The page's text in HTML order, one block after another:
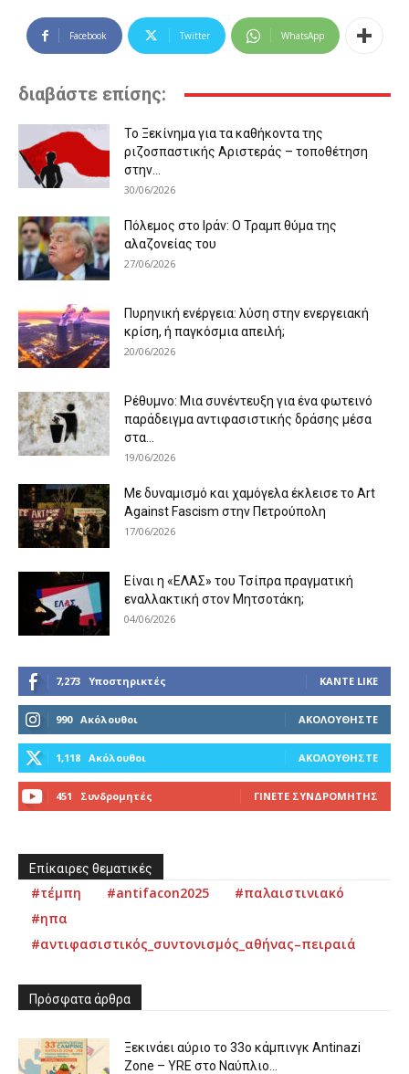
Facebook Twitter WhatsApp
διαβάστε επίσης:
Το Ξεκίνημα για τα καθήκοντα της
ριζοσπαστικής Αριστεράς – τοποθέτηση
στην...
30/06/2026
Πόλεμος στο Ιράν: Ο Τραμπ θύμα της
αλαζονείας του
27/06/2026
Πυρηνική ενέργεια: λύση στην ενεργειακή
κρίση, ή παγκόσμια απειλή;
20/06/2026
Ρέθυμνο: Μια συνέντευξη για ένα φωτεινό
παράδειγμα αντιφασιστικής δράσης μέσα
στα...
19/06/2026
Με δυναμισμό και χαμόγελα έκλεισε το Art
Against Fascism στην Πετρούπολη
17/06/2026
Είναι η «ΕΛΑΣ» του Τσίπρα πραγματική
εναλλακτική στον Μητσοτάκη;
04/06/2026
7,273 Υποστηρικτές ΚΆΝΤΕ LIKE
990 Ακόλουθοι ΑΚΟΛΟΥΘΉΣΤΕ
1,118 Ακόλουθοι ΑΚΟΛΟΥΘΉΣΤΕ
451 Συνδρομητές ΓΊΝΕΤΕ ΣΥΝΔΡΟΜΗΤΉΣ
Επίκαιρες θεματικές
#τέμπη #antifacon2025
#παλαιστινιακό
#ηπα
#αντιφασιστικός_συντονισμός_αθήνας–πειραιά
Πρόσφατα άρθρα
Ξεκινάει αύριο το 33ο κάμπινγκ Antinazi
Zone – YRE στο Ναύπλιο...